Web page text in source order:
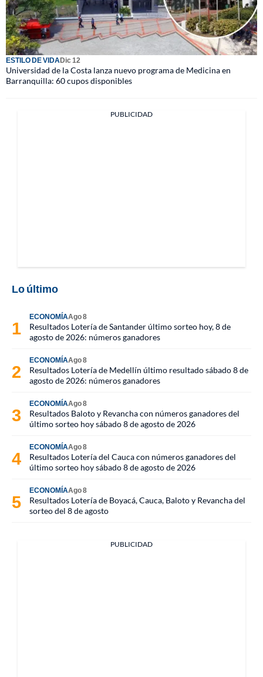
ESTILO DE VIDADic 12
Universidad de la Costa lanza nuevo programa de Medicina en
Barranquilla: 60 cupos disponibles
PUBLICIDAD
Lo último
ECONOMÍAAgo 8
Resultados Lotería de Santander último sorteo hoy, 8 de
agosto de 2026: números ganadores
ECONOMÍAAgo 8
Resultados Lotería de Medellín último resultado sábado 8 de
agosto de 2026: números ganadores
ECONOMÍAAgo 8
Resultados Baloto y Revancha con números ganadores del
último sorteo hoy sábado 8 de agosto de 2026
ECONOMÍAAgo 8
Resultados Lotería del Cauca con números ganadores del
último sorteo hoy sábado 8 de agosto de 2026
ECONOMÍAAgo 8
Resultados Lotería de Boyacá, Cauca, Baloto y Revancha del
sorteo del 8 de agosto
PUBLICIDAD